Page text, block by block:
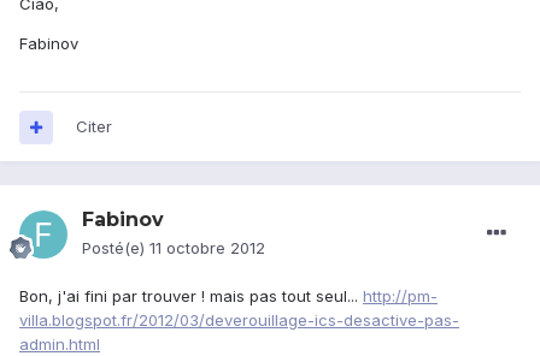
Ciao,
Fabinov
Citer
Fabinov
Posté(e) 11 octobre 2012
Bon, j'ai fini par trouver ! mais pas tout seul... http://pm-
villa.blogspot.fr/2012/03/deverouillage-ics-desactive-pas-
admin.html